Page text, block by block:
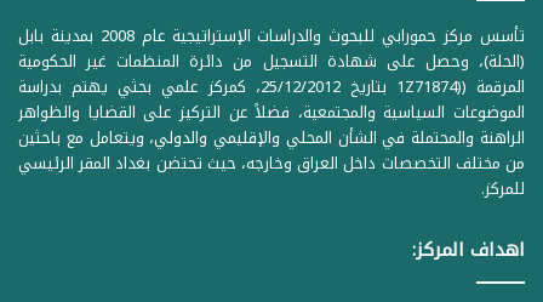
تأسس مركز حمورابي للبحوث والدراسات الإستراتيجية عام 2008 بمدينة بابل
(الحلة)، وحصل على شهادة التسجيل من دائرة المنظمات غير الحكومية
المرقمة ((1Z71874 بتاريخ 25/12/2012، كمركز علمي بحثي يهتم بدراسة
الموضوعات السياسية والمجتمعية، فضلاً عن التركيز على القضايا والظواهر
الراهنة والمحتملة في الشأن المحلي والإقليمي والدولي، ويتعامل مع باحثين
من مختلف التخصصات داخل العراق وخارجه، حيث تحتضن بغداد المقر الرئيسي
للمركز.
اهداف المركز: